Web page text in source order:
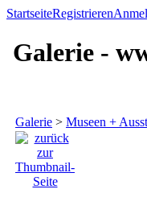
StartseiteRegistrieren
Galerie -
Galerie > Museen +